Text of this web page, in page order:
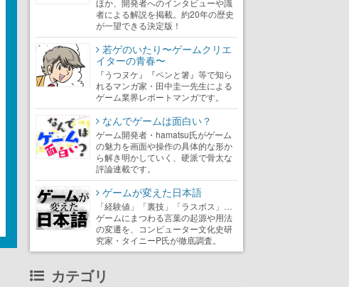
ほか、開発者へのインタビューや識
者による解説を掲載。約20年の歴史
が一望できる決定版！
若ゲのいたり〜ゲームクリエ
イターの青春〜
『うつヌケ』『ペンと箸』等で知ら
れるマンガ家・田中圭一先生による
ゲーム業界レポートマンガです。
なんでゲームは面白い？
ゲーム開発者・hamatsu氏がゲーム
の魅力を画面や操作の具体的な形か
ら解き明かしていく、硬派で骨太な
評論連載です。
ゲームが変えた日本語
「経験値」「裏技」「ラスボス」…
ゲームにまつわる言葉の起源や用法
の変遷を、コンピューター文化史研
究家・タイニーP氏が徹底調査。
カテゴリ